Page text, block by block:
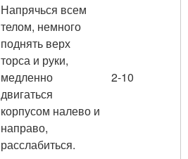
Напрячься всем
телом, немного
поднять верх
торса и руки,
медленно
двигаться
корпусом налево и
направо,
расслабиться.
2-10